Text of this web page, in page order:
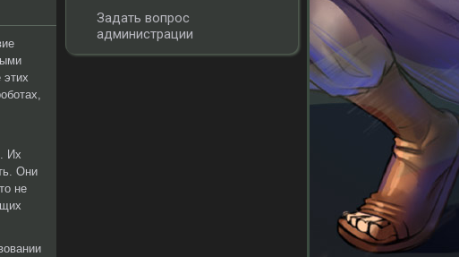
Их
Они
не
Задать вопрос
администрации